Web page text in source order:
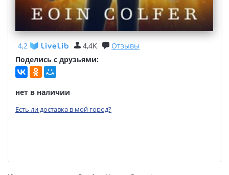
4,2 4,4K
Отзывы
Поделись с друзьями:
нет в наличии
Есть ли доставка в мой город?